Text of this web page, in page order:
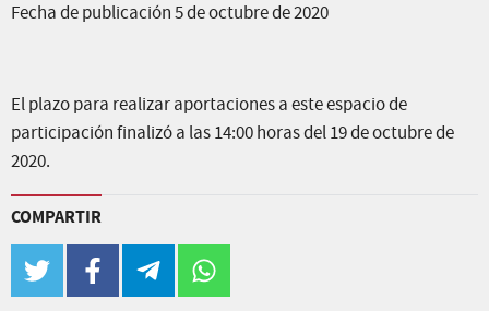
Fecha de publicación 5 de octubre de 2020
El plazo para realizar aportaciones a este espacio de
participación finalizó a las 14:00 horas del 19 de octubre de
2020.
COMPARTIR
twitter facebook telegram